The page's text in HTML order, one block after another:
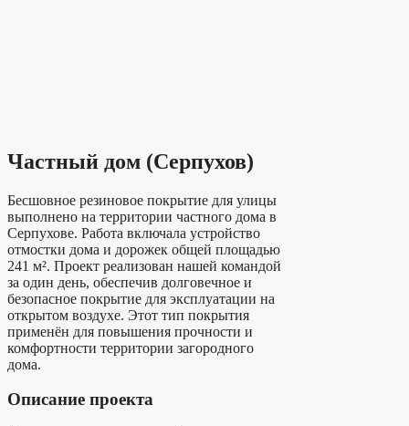
Частный дом (Серпухов)
Бесшовное резиновое покрытие для улицы
выполнено на территории частного дома в
Серпухове. Работа включала устройство
отмостки дома и дорожек общей площадью
241 м². Проект реализован нашей командой
за один день, обеспечив долговечное и
безопасное покрытие для эксплуатации на
открытом воздухе. Этот тип покрытия
применён для повышения прочности и
комфортности территории загородного
дома.
Описание проекта